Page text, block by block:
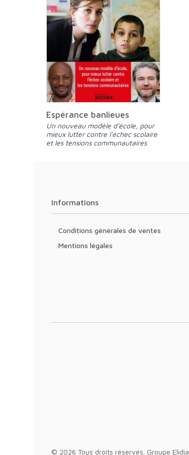
Espérance banlieues
Un nouveau modèle d'école, pour
mieux lutter contre l'échec scolaire
et les tensions communautaires
Informations
Conditions générales de ventes
Mentions légales
© 2026 Tous droits réservés. Groupe Elidia